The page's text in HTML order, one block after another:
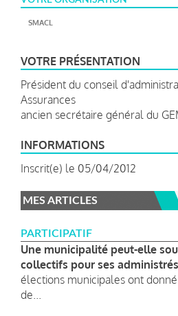
SMACL
VOTRE PRÉSENTATION
Président du conseil
Assurances
ancien secrétaire général du
INFORMATIONS
Inscrit(e) le 05/04/2012
MES ARTICLES
PARTICIPATIF
Une municipalité peut-elle
collectifs pour ses
élections municipales ont donné
de...